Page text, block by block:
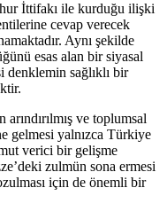
İttifakı ile kurduğu ilişki
cevap verecek
Aynı şekilde
esas alan bir siyasal
denklemin sağlıklı bir
arındırılmış ve toplumsal
gelmesi yalnızca Türkiye
verici bir gelişme
zulmün sona ermesi
için de önemli bir